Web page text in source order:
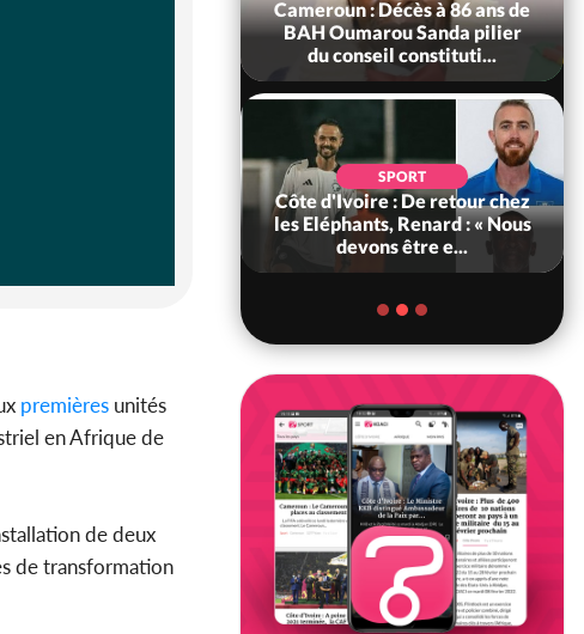
premières unités
en Afrique de
de deux
de transformation
Cameroun : Décès à 86 ans de
BAH Oumarou Sanda pilier
du conseil constituti...
SPORT
Côte d'Ivoire : De retour chez
les Eléphants, Renard : « Nous
devons être e...